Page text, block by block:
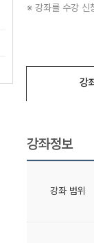
※ 강좌를 수강 신
강
강좌정보
강좌 범위